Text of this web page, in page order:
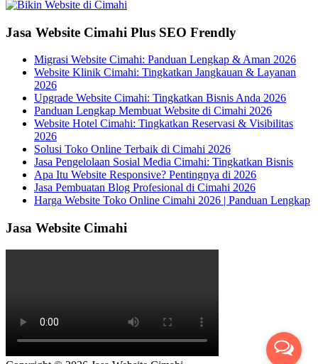
Jasa Website Cimahi Plus SEO Frendly
Migrasi Website Cimahi: Panduan Lengkap & Aman 2026
Website Klinik Cimahi: Tingkatkan Jangkauan & Layanan
2026
Upgrade Website Cimahi: Tingkatkan Bisnis Anda 2026
Panduan Lengkap Membuat Website di Cimahi 2026
Website Hotel Cimahi: Tingkatkan Reservasi & Visibilitas
2026
Solusi Toko Online Terbaik di Cimahi 2026
Jasa Pengelolaan Sosial Media Cimahi: Tingkatkan Bisnis
Apa Itu Website Responsive? Pentingnya di 2026
Jasa Pembuatan Blog Profesional di Cimahi 2026
Harga Website Toko Online Cimahi 2026 | Panduan Lengkap
Jasa Website Cimahi